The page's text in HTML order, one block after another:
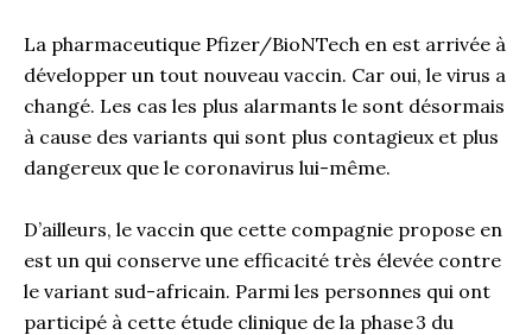
La pharmaceutique Pfizer/BioNTech en est arrivée à
développer un tout nouveau vaccin. Car oui, le virus a
changé. Les cas les plus alarmants le sont désormais
à cause des variants qui sont plus contagieux et plus
dangereux que le coronavirus lui-même.
D’ailleurs, le vaccin que cette compagnie propose en
est un qui conserve une efficacité très élevée contre
le variant sud-africain. Parmi les personnes qui ont
participé à cette étude clinique de la phase 3 du